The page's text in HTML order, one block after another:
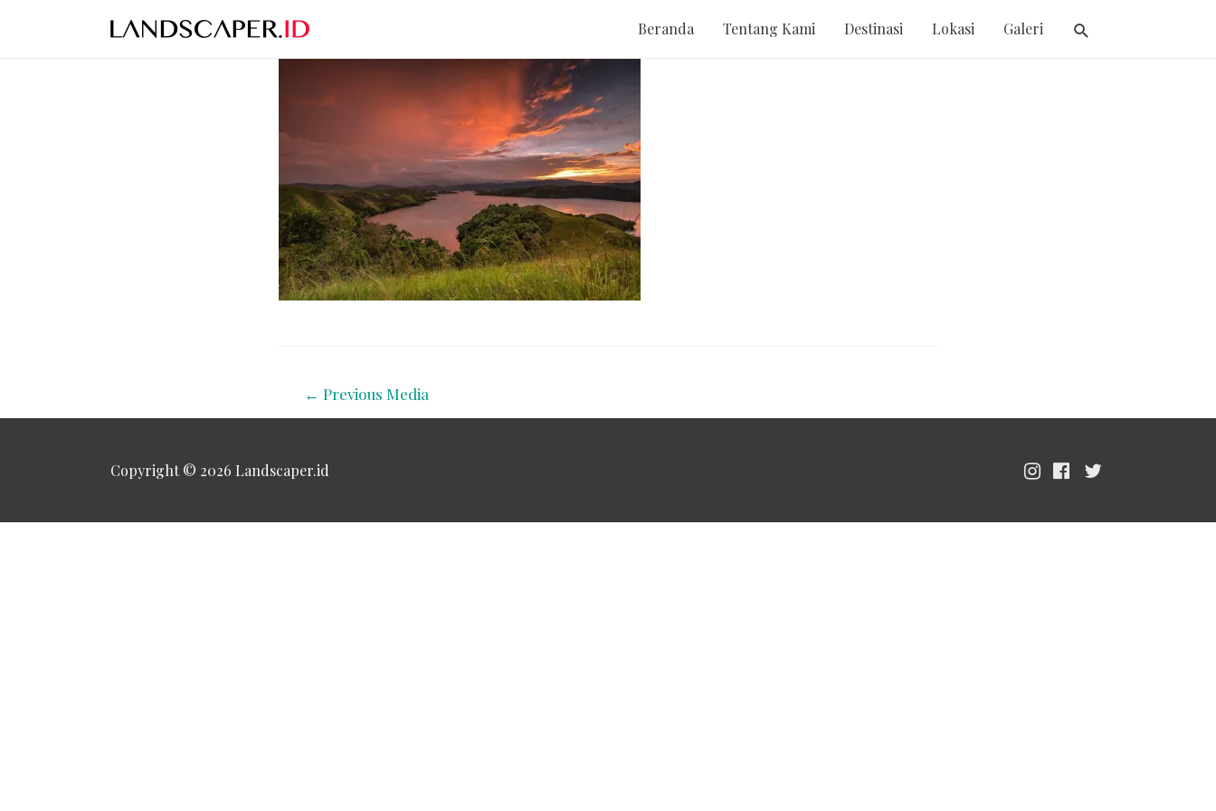
Beranda Tentang Kami Destinasi Lokasi Galeri
← Previous Media
Copyright © 2026 Landscaper.id